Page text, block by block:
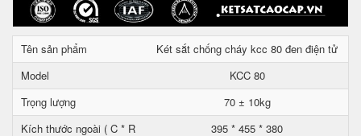
Tên sản phẩm
Két sắt chống cháy kcc 80 đen điện tử
Model
KCC 80
Trọng lượng
70 ± 10kg
Kích thước ngoài ( C * R
395 * 455 * 380